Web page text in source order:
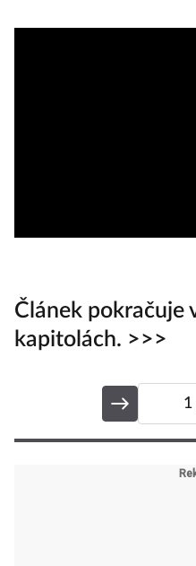
Článek pokračuje
kapitolách. >>>
1